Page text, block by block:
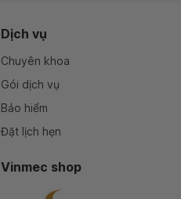
Dịch vụ
Chuyên khoa
Gói dịch vụ
Bảo hiểm
Đặt lịch hẹn
Vinmec shop